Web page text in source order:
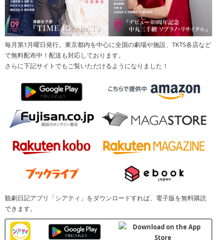
毎月第1月曜日発行。東京都内を中心に全国の劇場や施設、TKTS各店など
で無料配布中！配送も対応しております。
さらに下記サイトでもご覧いただけるようになりました！
観劇日記アプリ「シアティ」をダウンロードすれば、電子版を無料購読
できます。